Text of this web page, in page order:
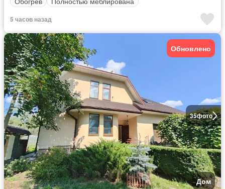
5 часов назад
35фото
Обновлено
Дом